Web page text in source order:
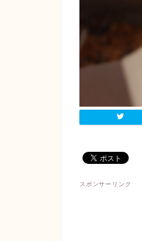
スポンサーリンク